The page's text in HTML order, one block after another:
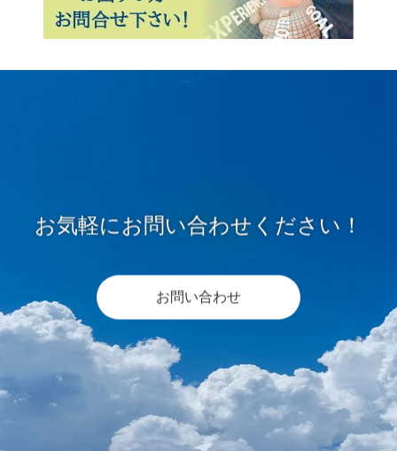
お気軽にお問い合わせください！
お問い合わせ